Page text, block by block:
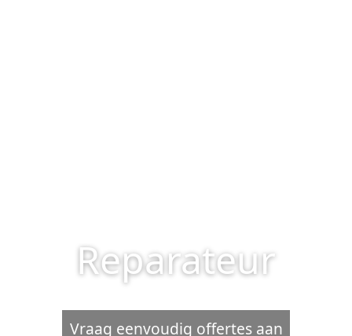
Reparateur
Vraag eenvoudig offertes aan